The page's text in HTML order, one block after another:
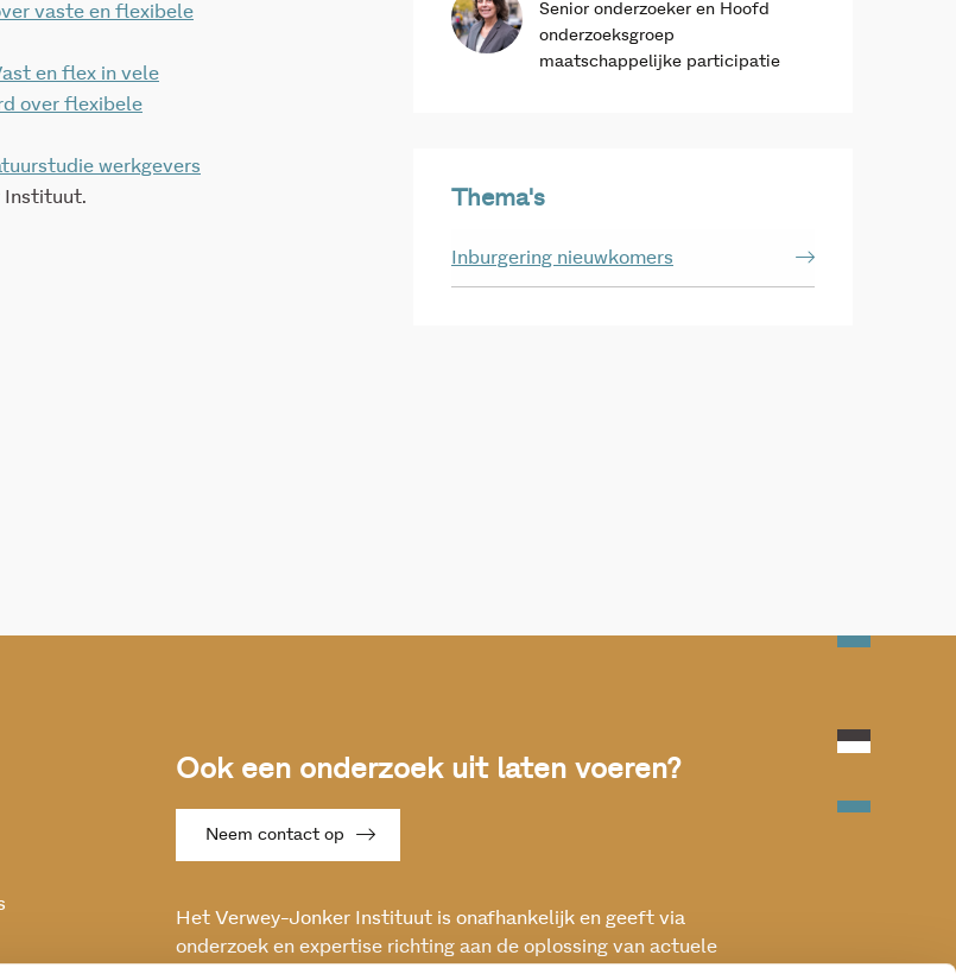
vaste en flexibele
en flex in vele
over flexibele
werkgevers
Instituut.
Senior onderzoeker en Hoofd
onderzoeksgroep
maatschappelijke participatie
Thema's
Inburgering nieuwkomers
Ook een onderzoek uit laten voeren?
Neem contact op
Het Verwey-Jonker Instituut is onafhankelijk en geeft via
onderzoek en expertise richting aan de oplossing van actuele